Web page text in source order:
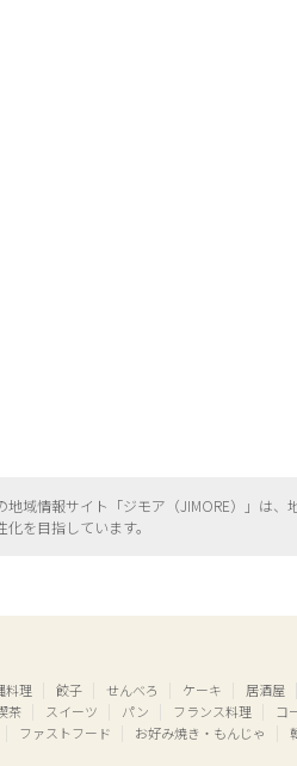
地域情報サイト「ジモア（JIMORE）」は、
を目指しています。
料理 餃子 せんべろ ケーキ 居酒屋
茶 スイーツ パン フランス料理 コ
ファストフード お好み焼き・もんじゃ